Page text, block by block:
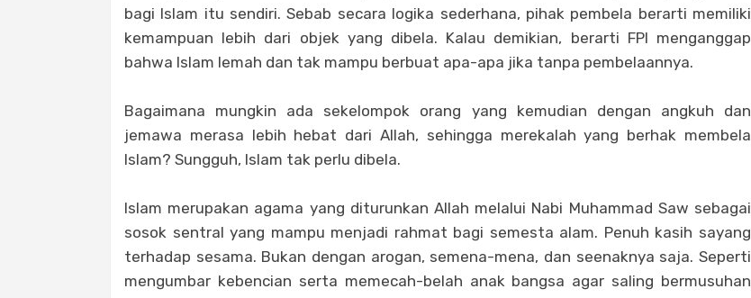
bagi Islam itu sendiri. Sebab secara logika sederhana, pihak pembela berarti memiliki
kemampuan lebih dari objek yang dibela. Kalau demikian, berarti FPI menganggap
bahwa Islam lemah dan tak mampu berbuat apa-apa jika tanpa pembelaannya.
Bagaimana mungkin ada sekelompok orang yang kemudian dengan angkuh dan
jemawa merasa lebih hebat dari Allah, sehingga merekalah yang berhak membela
Islam? Sungguh, Islam tak perlu dibela.
Islam merupakan agama yang diturunkan Allah melalui Nabi Muhammad Saw sebagai
sosok sentral yang mampu menjadi rahmat bagi semesta alam. Penuh kasih sayang
terhadap sesama. Bukan dengan arogan, semena-mena, dan seenaknya saja. Seperti
mengumbar kebencian serta memecah-belah anak bangsa agar saling bermusuhan